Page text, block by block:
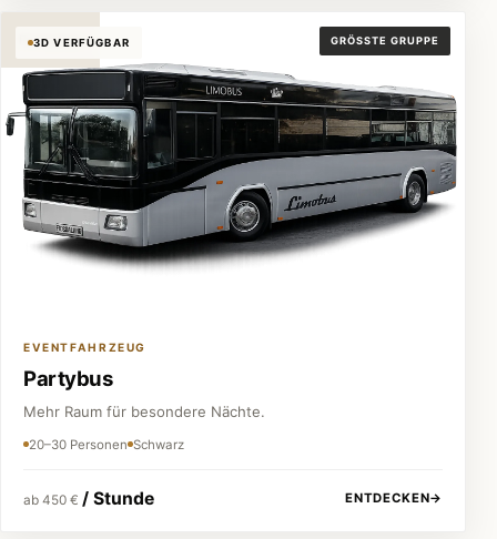
Partybus
3D VERFÜGBAR GRÖSSTE GRUPPE
EVENTFAHRZEUG
Partybus
Mehr Raum für besondere Nächte.
20–30 Personen Schwarz
ab 450 € / Stunde ENTDECKEN→